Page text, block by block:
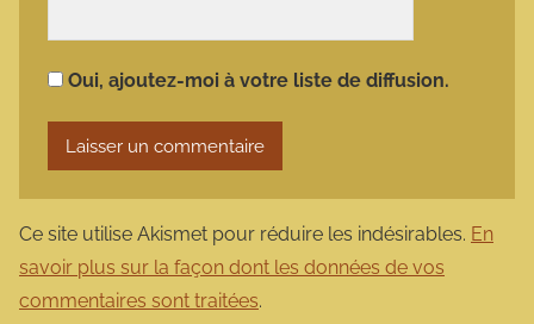
Oui, ajoutez-moi à votre liste de diffusion.
Ce site utilise Akismet pour réduire les indésirables. En
savoir plus sur la façon dont les données de vos
commentaires sont traitées.